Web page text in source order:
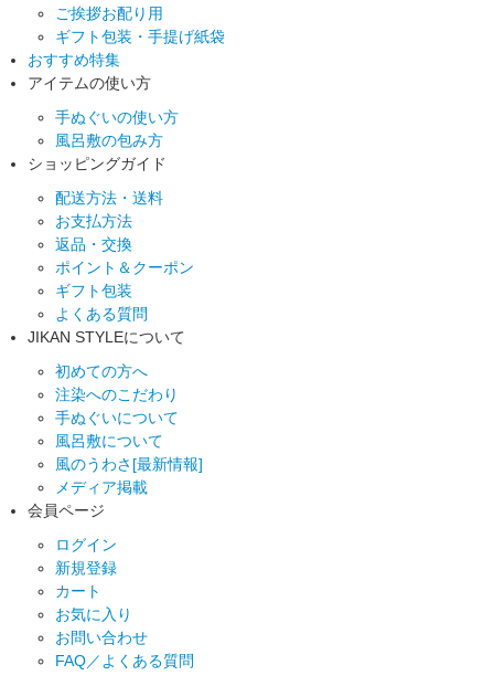
ご挨拶お配り用
ギフト包装・手提げ紙袋
おすすめ特集
アイテムの使い方
手ぬぐいの使い方
風呂敷の包み方
ショッピングガイド
配送方法・送料
お支払方法
返品・交換
ポイント＆クーポン
ギフト包装
よくある質問
JIKAN STYLEについて
初めての方へ
注染へのこだわり
手ぬぐいについて
風呂敷について
風のうわさ[最新情報]
メディア掲載
会員ページ
ログイン
新規登録
カート
お気に入り
お問い合わせ
FAQ／よくある質問